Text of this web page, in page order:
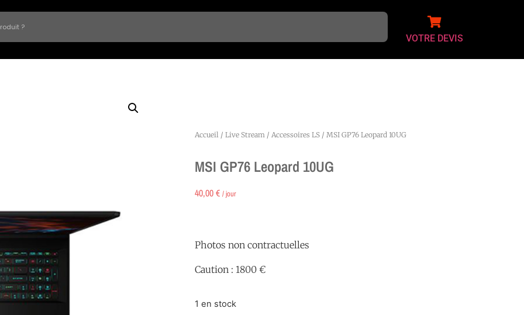
VOTRE DEVIS
Accueil /Live Stream /Accessoires LS / MSI GP76 Leopard 10UG
MSI GP76 Leopard 10UG
40,00€ / jour
Photos non contractuelles
Caution : 1800 €
1 en stock